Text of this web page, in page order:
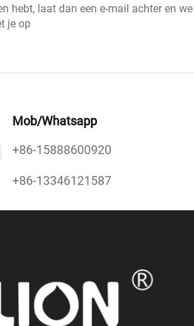
hebt, laat dan een e-mail achter en
je op
Mob/Whatsapp
+86-15888600920
+86-13346121587